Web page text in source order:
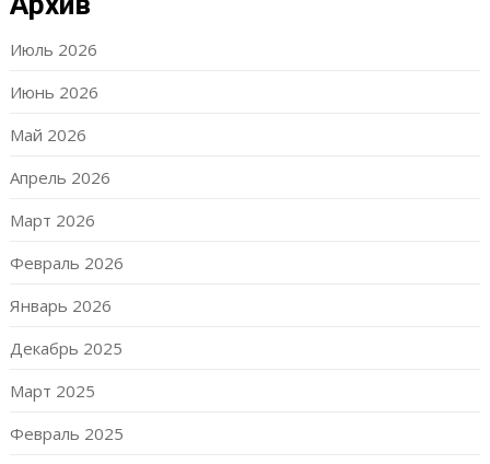
Июль 2026
Июнь 2026
Май 2026
Апрель 2026
Март 2026
Февраль 2026
Январь 2026
Декабрь 2025
Март 2025
Февраль 2025